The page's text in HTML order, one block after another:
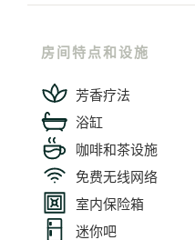
房间特点和设施
芳香疗法
浴缸
咖啡和茶设施
免费无线网络
室内保险箱
迷你吧